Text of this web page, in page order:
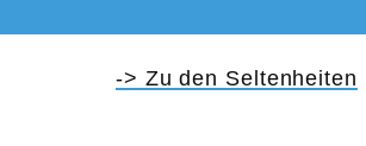
Inhalt
-> Zu den Seltenheiten